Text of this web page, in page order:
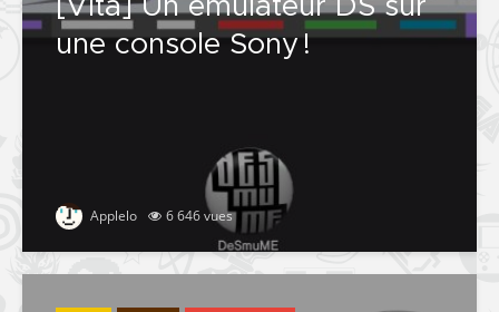
[Vita] Un émulateur DS sur
une console Sony !
Applelo 6 646 vues